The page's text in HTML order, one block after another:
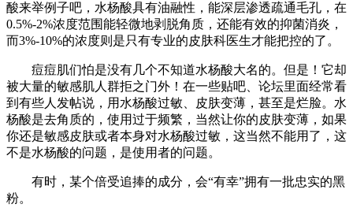
酸来举例子吧，水杨酸具有油融性，能深层渗透疏通毛孔，在
0.5%-2%浓度范围能轻微地剥脱角质，还能有效的抑菌消炎，
而3%-10%的浓度则是只有专业的皮肤科医生才能把控的了。
痘痘肌们怕是没有几个不知道水杨酸大名的。但是！它却
被大量的敏感肌人群拒之门外！ 在一些贴吧、论坛里面经常看
到有些人发帖说，用水杨酸过敏、皮肤变薄，甚至是烂脸。 水
杨酸是去角质的，使用过于频繁，当然让你的皮肤变薄，如果
你还是敏感皮肤或者本身对水杨酸过敏，这当然不能用了，这
不是水杨酸的问题，是使用者的问题。
有时，某个倍受追捧的成分，会“有幸”拥有一批忠实的黑
粉。